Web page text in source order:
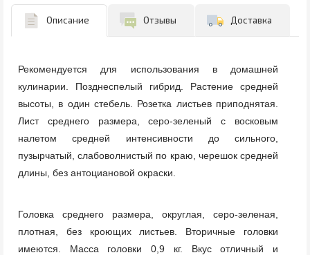
Описание Отзывы Доставка
Рекомендуется для использования в домашней
кулинарии. Позднеспелый гибрид. Растение средней
высоты, в один стебель. Розетка листьев приподнятая.
Лист среднего размера, серо-зеленый с восковым
налетом средней интенсивности до сильного,
пузырчатый, слабоволнистый по краю, черешок средней
длины, без антоциановой окраски.
Головка среднего размера, округлая, серо-зеленая,
плотная, без кроющих листьев. Вторичные головки
имеются. Масса головки 0,9 кг. Вкус отличный и